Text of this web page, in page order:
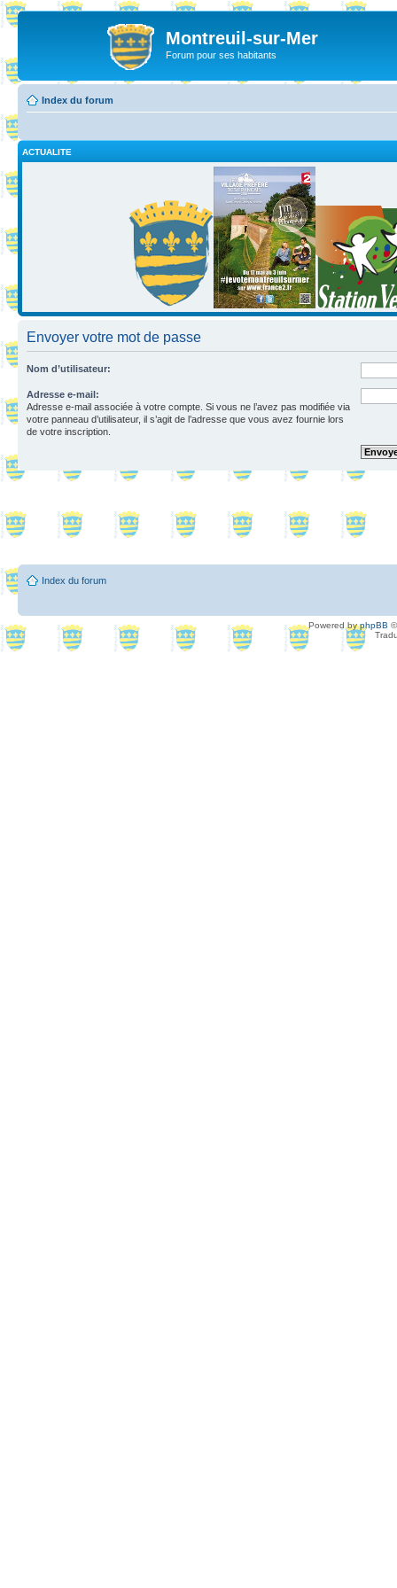
Montreuil-sur-Mer
Forum pour ses habitants
Index du forum
ACTUALITE
Envoyer votre mot de passe
Nom d’utilisateur:
Adresse e-mail:
Adresse e-mail associée à votre compte. Si vous ne l’avez pas modifiée via
votre panneau d’utilisateur, il s’agit de l’adresse que vous avez fournie lors
de votre inscription.
Index du forum
Powered byphpBB